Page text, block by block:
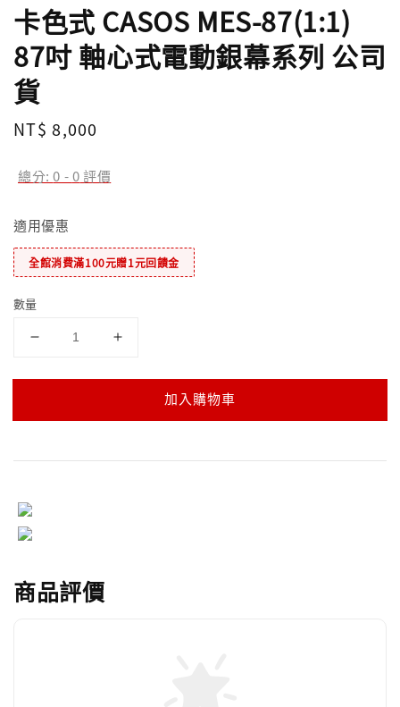
卡色式 CASOS MES-87(1:1)
87吋 軸心式電動銀幕系列 公司
貨
Regular
NT$ 8,000
總分:0 -0評價
適用優惠
全館消費滿100元贈1元回饋金
數量
加入購物車
商品評價